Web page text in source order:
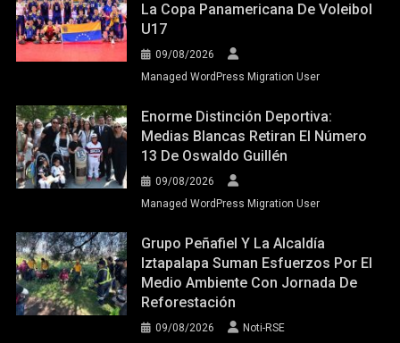
La Copa Panamericana De Voleibol
U17
09/08/2026
Managed WordPress Migration User
Enorme Distinción Deportiva:
Medias Blancas Retiran El Número
13 De Oswaldo Guillén
09/08/2026
Managed WordPress Migration User
Grupo Peñafiel Y La Alcaldía
Iztapalapa Suman Esfuerzos Por El
Medio Ambiente Con Jornada De
Reforestación
09/08/2026 Noti-RSE